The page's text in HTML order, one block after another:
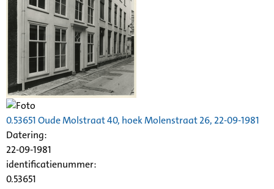
0.53651 Oude Molstraat 40, hoekMolenstraat26, 22-09-1981
Datering:
22-09-1981
identificatienummer:
0.53651